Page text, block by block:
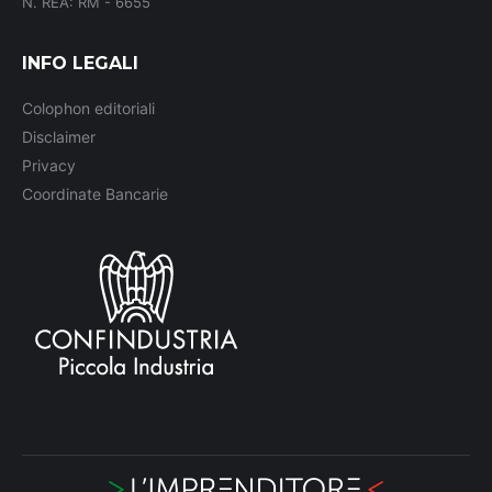
INFO LEGALI
Colophon editoriali
Disclaimer
Privacy
Coordinate Bancarie